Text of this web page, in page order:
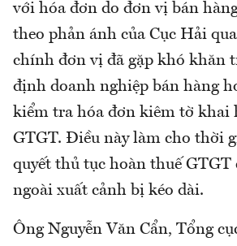
với hóa đơn do đơn vị bán
theo phản ánh của Cục Hải
chính đơn vị đã gặp khó khăn
định doanh nghiệp bán hàng
kiểm tra hóa đơn kiêm tờ khai
GTGT. Điều này làm cho thời
quyết thủ tục hoàn thuế GTGT
ngoài xuất cảnh bị kéo dài.
Ông Nguyễn Văn Cẩn, Tổng